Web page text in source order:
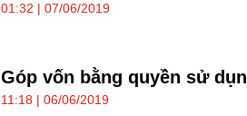
01:32 | 07/06/2019
Góp vốn bằng quyền sử
11:18 | 06/06/2019